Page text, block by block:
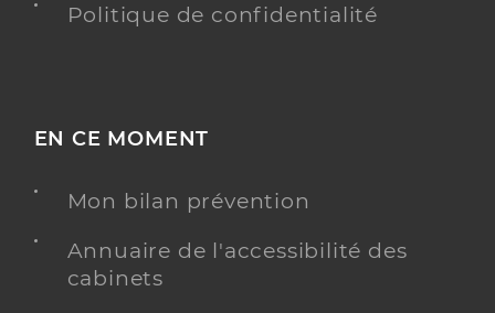
Politique de confidentialité
EN CE MOMENT
Mon bilan prévention
Annuaire de l'accessibilité des
cabinets